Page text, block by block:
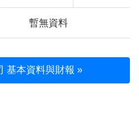
暫無資料
基本資料與財報 »